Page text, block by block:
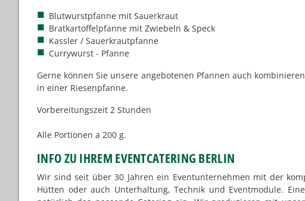
Blutwurstpfanne mit Sauerkraut
Bratkartoffelpfanne mit Zwiebeln & Speck
Kassler / Sauerkrautpfanne
Currywurst - Pfanne
Gerne können Sie unsere angebotenen Pfannen auch
in einer Riesenpfanne.
Vorbereitungszeit 2 Stunden
Alle Portionen a 200 g.
INFO ZU IHREM EVENTCATERING BERLIN
Wir sind seit über 30 Jahren ein Eventunternehmen mit der
Hütten oder auch Unterhaltung, Technik und Eventmodule.